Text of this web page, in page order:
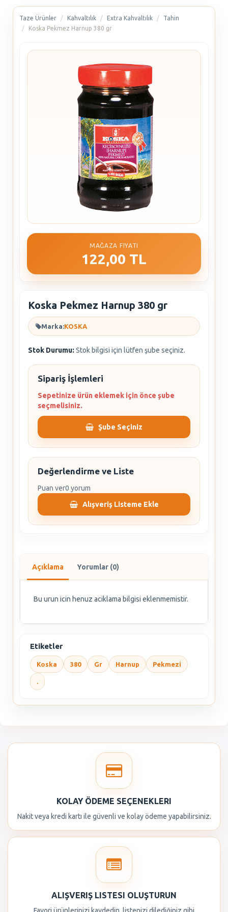
Taze Ürünler Kahvaltılık Extra Kahvaltılık
Tahin
Koska Pekmez Harnup 380 gr
MAĞAZA FIYATI
122,00 TL
Koska Pekmez Harnup 380 gr
Marka:KOSKA
Stok Durumu: Stok bilgisi için lütfen şube seçiniz.
Sipariş İşlemleri
Sepetinize ürün eklemek için önce şube
seçmelisiniz.
Şube Seçiniz
Değerlendirme ve Liste
Puan ver0 yorum
Alışveriş Listeme Ekle
Açıklama Yorumlar (0)
Bu urun icin henuz aciklama bilgisi eklenmemistir.
Etiketler
Koska 380 Gr Harnup Pekmezi
.
KOLAY ÖDEME SEÇENEKLERI
Nakit veya kredi kartı ile güvenli ve kolay ödeme yapabilirsiniz.
ALIŞVERIŞ LISTESI OLUŞTURUN